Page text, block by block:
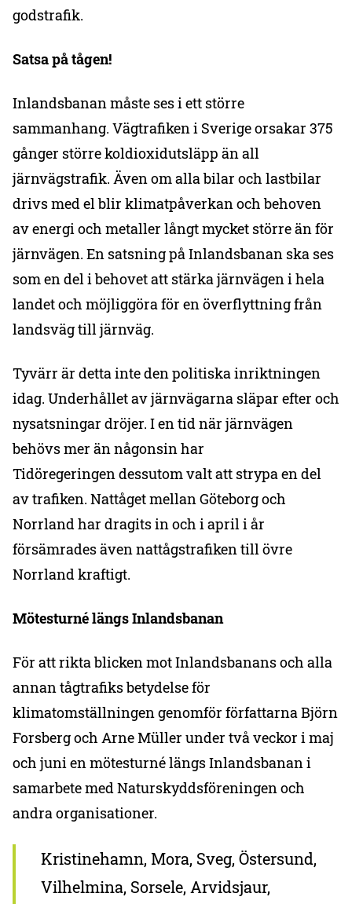
godstrafik.
Satsa på tågen!
Inlandsbanan måste ses i ett större
sammanhang. Vägtrafiken i Sverige orsakar 375
gånger större koldioxidutsläpp än all
järnvägstrafik. Även om alla bilar och lastbilar
drivs med el blir klimatpåverkan och behoven
av energi och metaller långt mycket större än för
järnvägen. En satsning på Inlandsbanan ska ses
som en del i behovet att stärka järnvägen i hela
landet och möjliggöra för en överflyttning från
landsväg till järnväg.
Tyvärr är detta inte den politiska inriktningen
idag. Underhållet av järnvägarna släpar efter och
nysatsningar dröjer. I en tid när järnvägen
behövs mer än någonsin har
Tidöregeringen dessutom valt att strypa en del
av trafiken. Nattåget mellan Göteborg och
Norrland har dragits in och i april i år
försämrades även nattågstrafiken till övre
Norrland kraftigt.
Mötesturné längs Inlandsbanan
För att rikta blicken mot Inlandsbanans och alla
annan tågtrafiks betydelse för
klimatomställningen genomför författarna Björn
Forsberg och Arne Müller under två veckor i maj
och juni en mötesturné längs Inlandsbanan i
samarbete med Naturskyddsföreningen och
andra organisationer.
Kristinehamn, Mora, Sveg, Östersund,
Vilhelmina, Sorsele, Arvidsjaur,